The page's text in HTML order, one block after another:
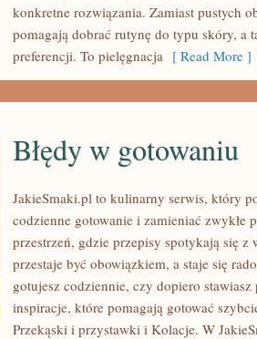
konkretne rozwiązania. Zamiast pustych
pomagają dobrać rutynę do typu skóry, a
preferencji. To pielęgnacja [ Read More ]
BŁĘDY
Błędy w gotowaniu
JakieSmaki.pl to kulinarny serwis, który
codzienne gotowanie i zamieniać zwykłe
przestrzeń, gdzie przepisy spotykają się
przestaje być obowiązkiem, a staje się
gotujesz codziennie, czy dopiero
inspiracje, które pomagają gotować
Przekąski i przystawki i Kolacje. W